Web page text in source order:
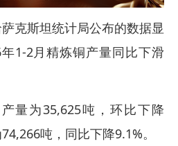
克斯坦统计局公布的数据显
1-2月精炼铜产量同比下滑
量为35,625吨，环比下降
吨，同比下降9.1%。